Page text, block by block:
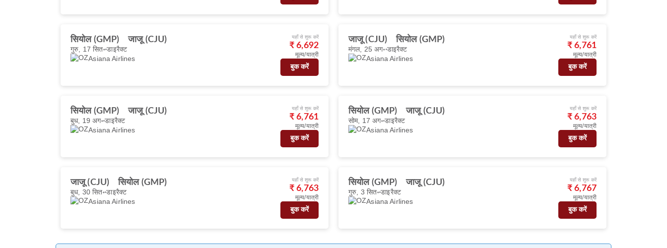
सियोल (GMP) जाजू (CJU)
गुरु, 17 सित॰डाइरैक्ट
Asiana Airlines
यहाँ से शुरू करें
₹ 6,692
मूल्य/यात्री
बुक करें
जाजू (CJU) सियोल (GMP)
मंगल, 25 अग॰ डाइरैक्ट
Asiana Airlines
यहाँ से शुरू करें
₹ 6,761
मूल्य/यात्री
बुक करें
सियोल (GMP) जाजू (CJU)
बुध, 19 अग॰डाइरैक्ट
Asiana Airlines
यहाँ से शुरू करें
₹ 6,761
मूल्य/यात्री
बुक करें
सियोल (GMP) जाजू (CJU)
सोम, 17 अग॰डाइरैक्ट
Asiana Airlines
यहाँ से शुरू करें
₹ 6,763
मूल्य/यात्री
बुक करें
जाजू (CJU) सियोल (GMP)
बुध, 30 सित॰डाइरैक्ट
Asiana Airlines
यहाँ से शुरू करें
₹ 6,763
मूल्य/यात्री
बुक करें
सियोल (GMP) जाजू (CJU)
गुरु, 3 सित॰डाइरैक्ट
Asiana Airlines
यहाँ से शुरू करें
₹ 6,767
मूल्य/यात्री
बुक करें